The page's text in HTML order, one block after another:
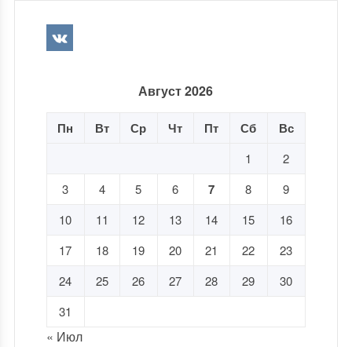
Август 2026
Пн Вт Ср Чт Пт Сб Вс
1
2
3
4 5 6 7 8
9
10
11 12 13 14 15
16
17
18 19 20 21 22
23
24
25 26 27 28 29
30
31
« Июл